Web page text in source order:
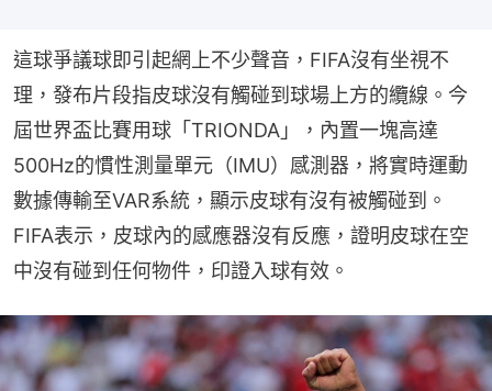
這球爭議球即引起網上不少聲音，FIFA沒有坐視不
理，發布片段指皮球沒有觸碰到球場上方的纜線。今
屆世界盃比賽用球「TRIONDA」，內置一塊高達
500Hz的慣性測量單元（IMU）感測器，將實時運動
數據傳輸至VAR系統，顯示皮球有沒有被觸碰到。
FIFA表示，皮球內的感應器沒有反應，證明皮球在空
中沒有碰到任何物件，印證入球有效。